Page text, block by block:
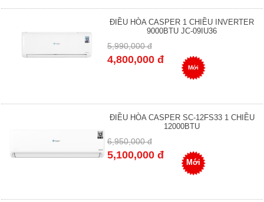
ĐIỀU HÒA CASPER 1 CHIỀU INVERTER
9000BTU JC-09IU36
5,990,000 đ
4,800,000 đ
Mới
ĐIỀU HÒA CASPER SC-12FS33 1 CHIỀU
12000BTU
6,950,000 đ
5,100,000 đ
Mới